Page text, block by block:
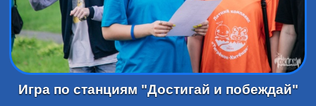
Игра по станциям "Достигай и побеждай"